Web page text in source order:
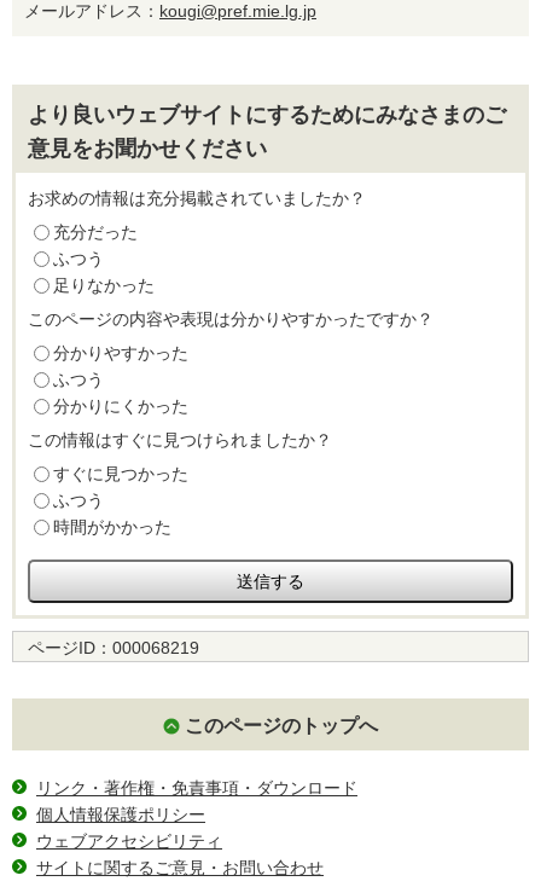
メールアドレス： kougi@pref.mie.lg.jp
より良いウェブサイトにするためにみなさまのご
意見をお聞かせください
お求めの情報は充分掲載されていましたか？
充分だった
ふつう
足りなかった
このページの内容や表現は分かりやすかったですか？
分かりやすかった
ふつう
分かりにくかった
この情報はすぐに見つけられましたか？
すぐに見つかった
ふつう
時間がかかった
ページID： 000068219
このページのトップへ
リンク・著作権・免責事項・ダウンロード
個人情報保護ポリシー
ウェブアクセシビリティ
サイトに関するご意見・お問い合わせ